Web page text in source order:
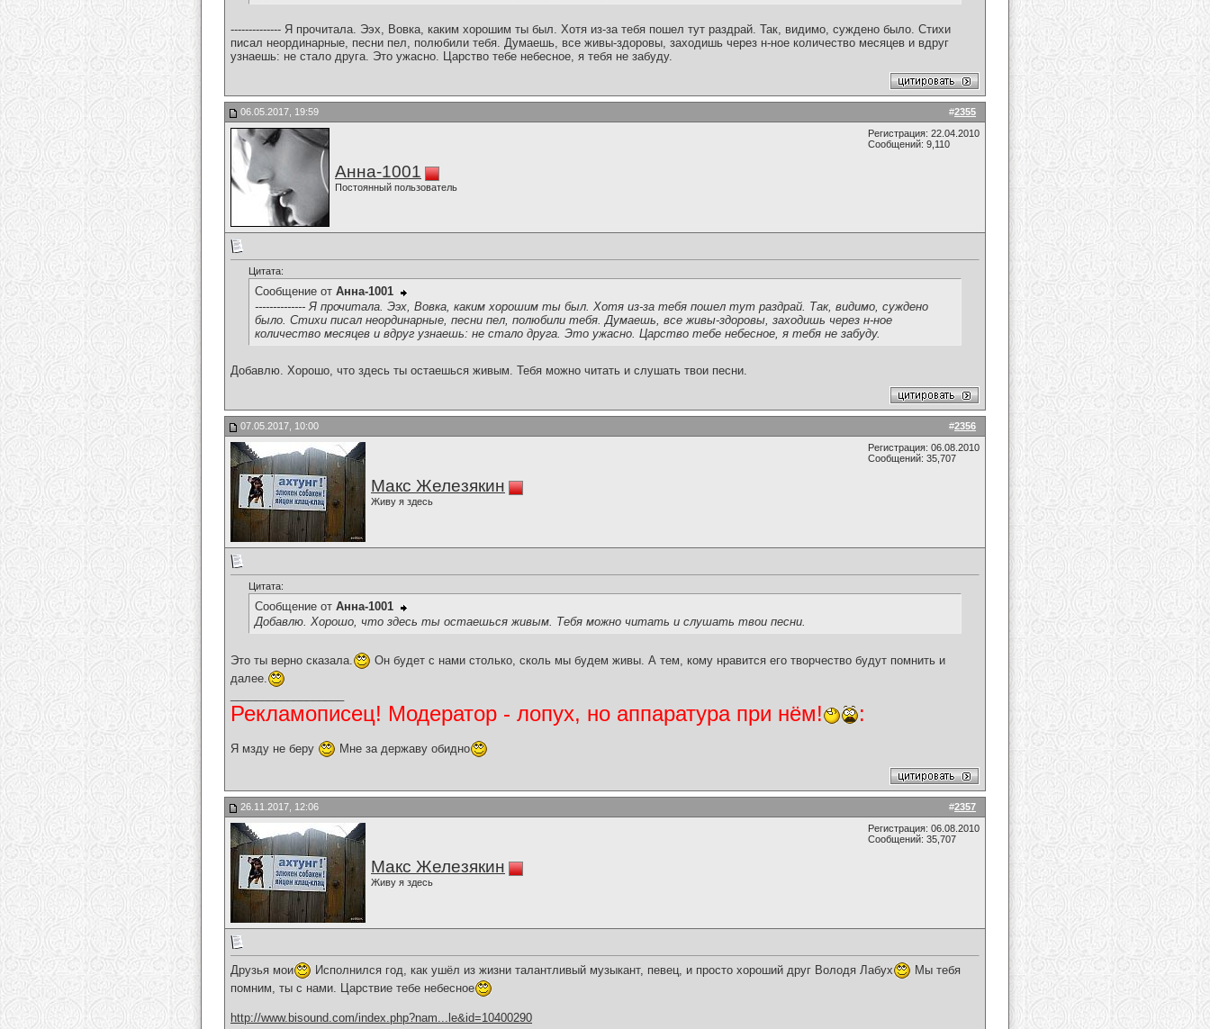
-------------- Я прочитала. Ээх, Вовка, каким хорошим ты был. Хотя из-за тебя пошел тут раздрай. Так, видимо, суждено было. Стихи
писал неординарные, песни пел, полюбили тебя. Думаешь, все живы-здоровы, заходишь через н-ное количество месяцев и вдруг
узнаешь: не стало друга. Это ужасно. Царство тебе небесное, я тебя не забуду.
#2355
06.05.2017, 19:59
Анна-1001
Постоянный пользователь
Регистрация: 22.04.2010
Сообщений: 9,110
Цитата:
Сообщение от Анна-1001
-------------- Я прочитала. Ээх, Вовка, каким хорошим ты был. Хотя из-за тебя пошел тут раздрай. Так, видимо, суждено
было. Стихи писал неординарные, песни пел, полюбили тебя. Думаешь, все живы-здоровы, заходишь через н-ное
количество месяцев и вдруг узнаешь: не стало друга. Это ужасно. Царство тебе небесное, я тебя не забуду.
Добавлю. Хорошо, что здесь ты остаешься живым. Тебя можно читать и слушать твои песни.
#2356
07.05.2017, 10:00
Макс Железякин
Живу я здесь
Регистрация: 06.08.2010
Сообщений: 35,707
Цитата:
Сообщение от Анна-1001
Добавлю. Хорошо, что здесь ты остаешься живым. Тебя можно читать и слушать твои песни.
Это ты верно сказала.
Он будет с нами столько, сколь мы будем живы. А тем, кому нравится его творчество будут помнить и
далее.
Рекламописец! Модератор - лопух, но аппаратура при нём! :
Я мзду не беру Мне за державу обидно
#2357
26.11.2017, 12:06
Макс Железякин
Живу я здесь
Регистрация: 06.08.2010
Сообщений: 35,707
Друзья мои Исполнился год, как ушёл из жизни талантливый музыкант, певец, и просто хороший друг Володя Лабух
Мы тебя
помним, ты с нами. Царствие тебе небесное
http://www.bisound.com/index.php?nam...le&id=10400290